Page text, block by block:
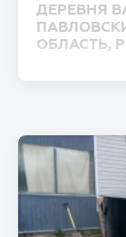
ДЕРЕВНЯ
ОБЛАСТЬ,